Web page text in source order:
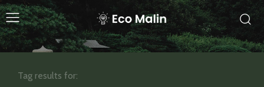
Tag results for: